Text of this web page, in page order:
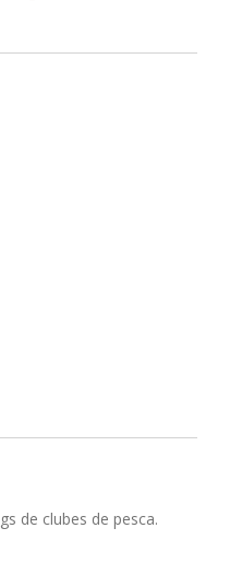
de clubes de pesca.